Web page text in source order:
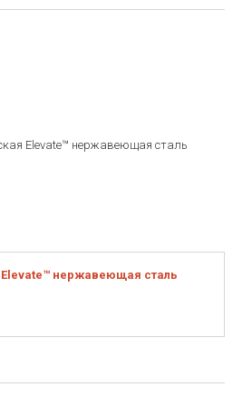
нержавеющая сталь